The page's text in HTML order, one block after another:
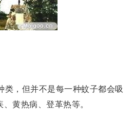
，但并不是每一种蚊子都会吸
黄热病、登革热等。